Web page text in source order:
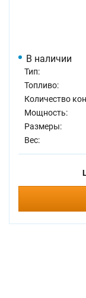
В наличии
Тип:
Топливо:
Количество
Мощность:
Размеры:
Вес: